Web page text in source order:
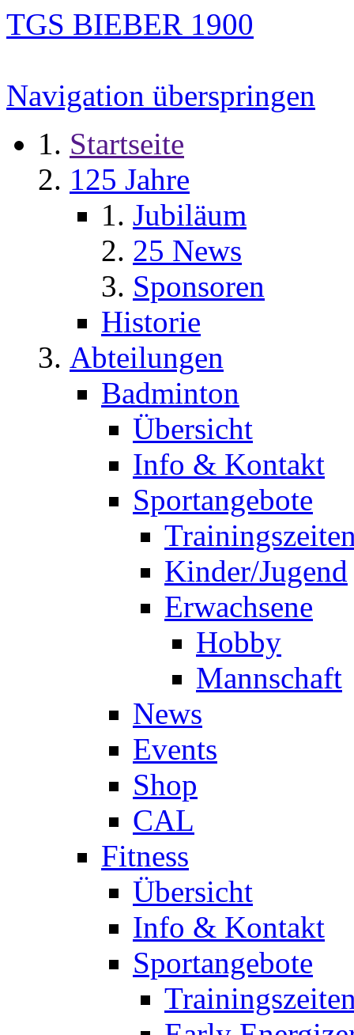
TGS BIEBER 1900
Navigation überspringen
Startseite
125 Jahre
Jubiläum
25 News
Sponsoren
Historie
Abteilungen
Badminton
Übersicht
Info & Kontakt
Sportangebote
Kinder/Jugend
Erwachsene
Hobby
Mannschaft
News
Events
Shop
CAL
Fitness
Übersicht
Info & Kontakt
Sportangebote